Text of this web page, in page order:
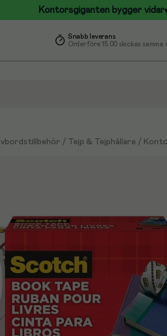
Kontorsgiganten bygger
Snabb leverans
Order före 15.00 skickas samma
/ Tejp & Tejphållare /